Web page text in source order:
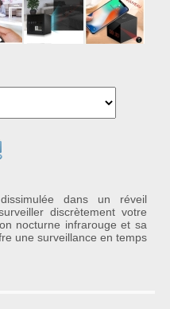
au panier
dans un réveil
discrètement votre
nocturne infrarouge et sa
une surveillance en temps